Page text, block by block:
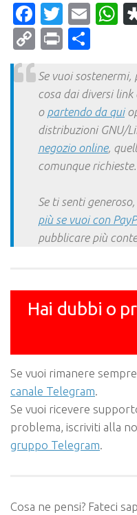
Facebook
Twitter
CopyPrint
Se vuoi
cosa dai diversi
o partendo da qui
distribuzioni GNU/
negozio online,
comunque richieste.
Se ti senti generoso,
più se vuoi con
pubblicare più
Hai dubbi o
Se vuoi rimanere
canale Telegram
Se vuoi ricevere
problema, iscriviti alla
gruppo Telegram
Cosa ne pensi? Fateci